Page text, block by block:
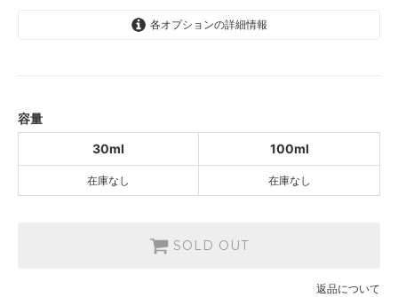
各オプションの詳細情報
容量
30ml
100ml
在庫なし 在庫なし
SOLD OUT
返品について